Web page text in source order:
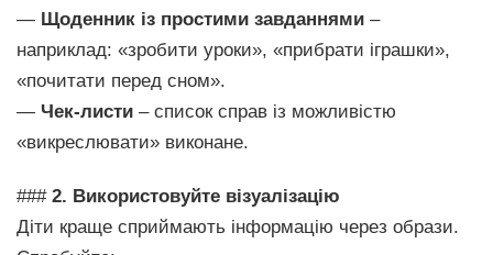
— Щоденник із простими завданнями –
наприклад: «зробити уроки», «прибрати іграшки»,
«почитати перед сном».
— Чек-листи – список справ із можливістю
«викреслювати» виконане.
### 2. Використовуйте візуалізацію
Діти краще сприймають інформацію через образи.